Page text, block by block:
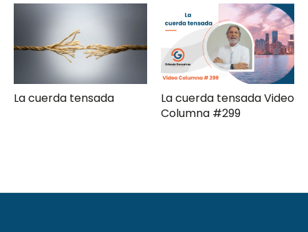
La cuerda tensada Video
Gerencia de campaña
moderna Clave ComPol